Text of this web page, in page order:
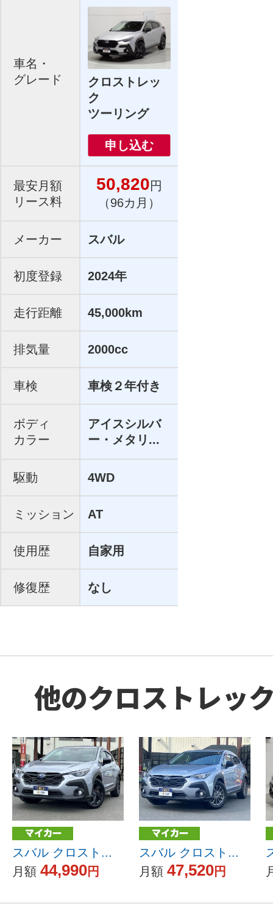
車名・
グレード
クロストレッ
ク
ツーリング
申し込む
最安月額
リース料
50,820円
（96カ月）
メーカー スバル
初度登録 2024年
走行距離 45,000km
排気量 2000cc
車検 車検２年付き
ボディ
カラー
アイスシルバ
ー・メタリ...
駆動 4WD
ミッション AT
使用歴 自家用
修復歴 なし
他のクロストレッ
スバル クロスト...
月額 44,990円
スバル クロスト...
月額 47,520円